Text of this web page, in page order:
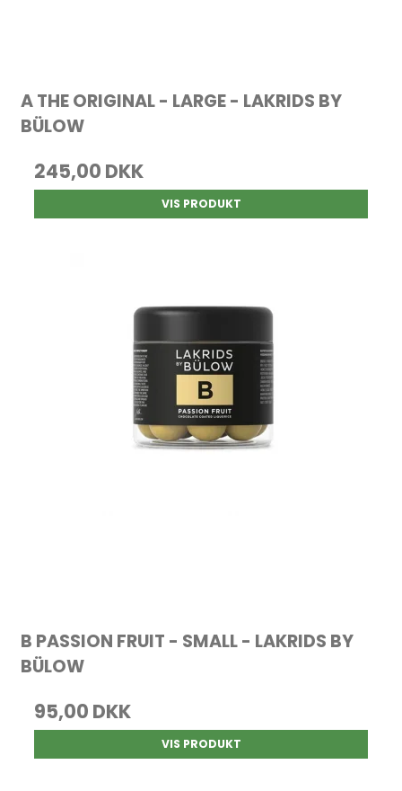
A THE ORIGINAL - LARGE - LAKRIDS BY
BÜLOW
245,00 DKK
VIS PRODUKT
B PASSION FRUIT - SMALL - LAKRIDS BY
BÜLOW
95,00 DKK
VIS PRODUKT